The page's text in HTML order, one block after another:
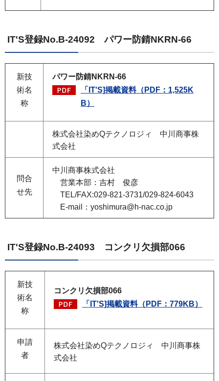
IT'S登録No.B-24092 パワー防錆NKRN-66
新技
術名
称
パワー防錆NKRN-66
「IT'S]掲載資料（PDF：1,525K
B）
株式会社染めQテクノロジィ 中川商事株
式会社
問合
せ先
中川商事株式会社
営業本部：吉村 俊彦
TEL/FAX:029-821-3731/029-824-6043
E-mail：yoshimura@h-nac.co.jp
IT'S登録No.B-24093 コンクリ欠損部066
新技
術名
称
コンクリ欠損部066
「IT'S]掲載資料（PDF：779KB）
申請
者
株式会社染めQテクノロジィ 中川商事株
式会社